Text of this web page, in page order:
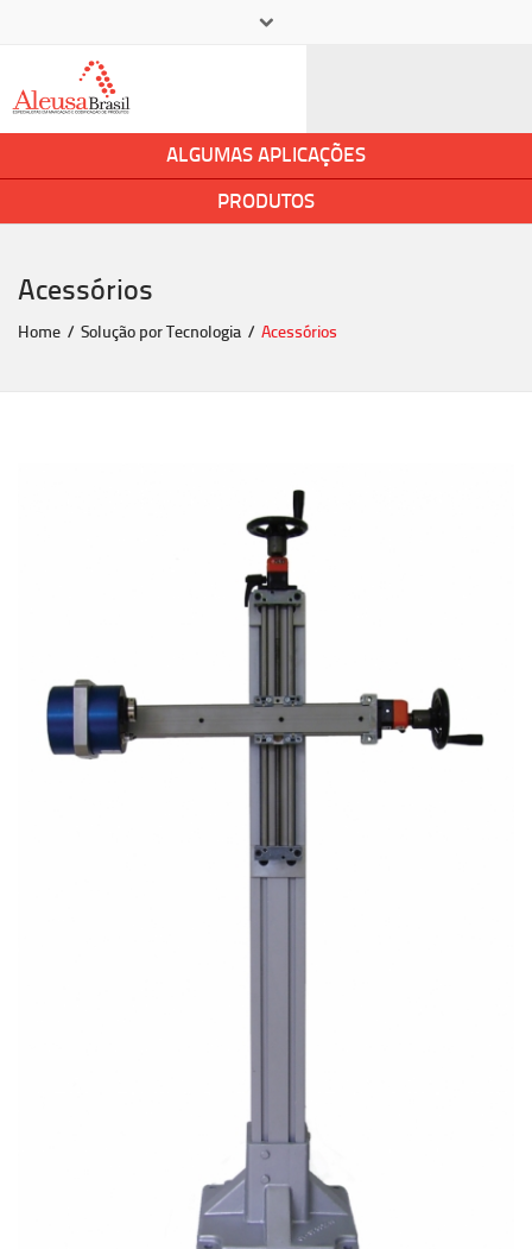
ALGUMAS APLICAÇÕES
PRODUTOS
Acessórios
Home Solução por Tecnologia Acessórios